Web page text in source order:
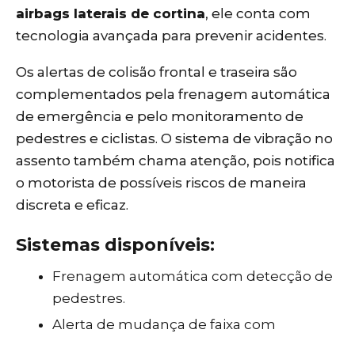
airbags laterais de cortina, ele conta com
tecnologia avançada para prevenir acidentes.
Os alertas de colisão frontal e traseira são
complementados pela frenagem automática
de emergência e pelo monitoramento de
pedestres e ciclistas. O sistema de vibração no
assento também chama atenção, pois notifica
o motorista de possíveis riscos de maneira
discreta e eficaz.
Sistemas disponíveis:
Frenagem automática com detecção de
pedestres.
Alerta de mudança de faixa com